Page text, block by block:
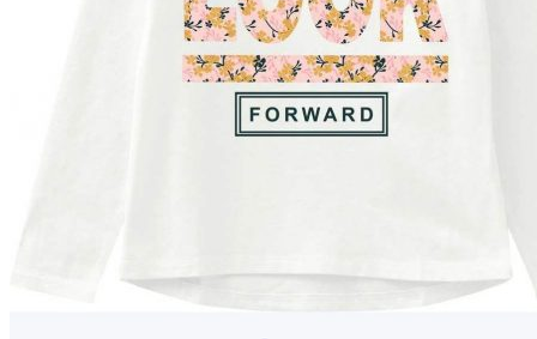
Solmiot, rusetit ja taskuliinat
Miesten päähineet, huivit ja käsineet
Miesten yöasut ja alusvaatteet
Miesten alusvaatteet
Miesten sukat
Miesten yöasut
NAISET
Naisten paidat